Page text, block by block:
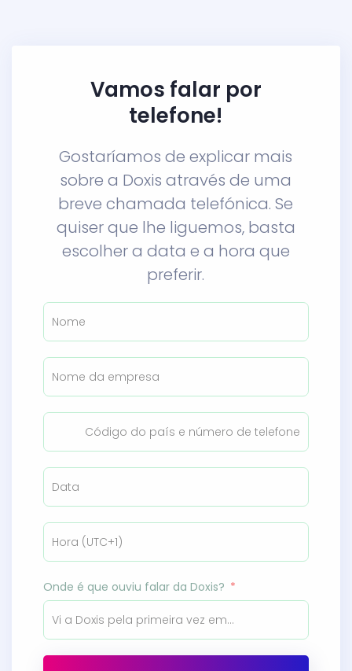
Vamos falar por
telefone!
Gostaríamos de explicar mais
sobre a Doxis através de uma
breve chamada telefónica. Se
quiser que lhe liguemos, basta
escolher a data e a hora que
preferir.
Onde é que ouviu falar da Doxis?